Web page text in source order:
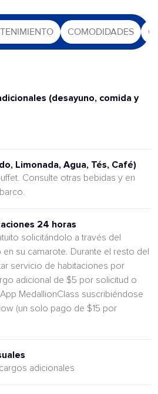
COMODIDADES
(desayuno, comida y
Limonada, Agua, Tés, Café)
Consulte otras bebidas y en
24 horas
solicitándolo a través del
su camarote. Durante el resto del
servicio de habitaciones por
adicional de $5 por solicitud o
MedallionClass suscribiéndose
(un solo pago de $15 por
adicionales